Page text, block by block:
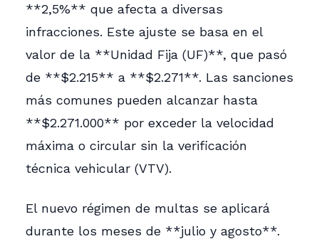
**2,5%** que afecta a diversas
infracciones. Este ajuste se basa en el
valor de la **Unidad Fija (UF)**, que pasó
de **$2.215** a **$2.271**. Las sanciones
más comunes pueden alcanzar hasta
**$2.271.000** por exceder la velocidad
máxima o circular sin la verificación
técnica vehicular (VTV).
El nuevo régimen de multas se aplicará
durante los meses de **julio y agosto**.